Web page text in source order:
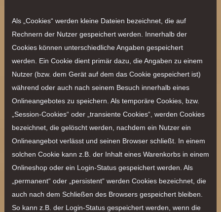
Als „Cookies“ werden kleine Dateien bezeichnet, die auf
Rechnern der Nutzer gespeichert werden. Innerhalb der
Cookies können unterschiedliche Angaben gespeichert
werden. Ein Cookie dient primär dazu, die Angaben zu einem
Nutzer (bzw. dem Gerät auf dem das Cookie gespeichert ist)
während oder auch nach seinem Besuch innerhalb eines
Onlineangebotes zu speichern. Als temporäre Cookies, bzw.
„Session-Cookies“ oder „transiente Cookies“, werden Cookies
bezeichnet, die gelöscht werden, nachdem ein Nutzer ein
Onlineangebot verlässt und seinen Browser schließt. In einem
solchen Cookie kann z.B. der Inhalt eines Warenkorbs in einem
Onlineshop oder ein Login-Status gespeichert werden. Als
„permanent“ oder „persistent“ werden Cookies bezeichnet, die
auch nach dem Schließen des Browsers gespeichert bleiben.
So kann z.B. der Login-Status gespeichert werden, wenn die